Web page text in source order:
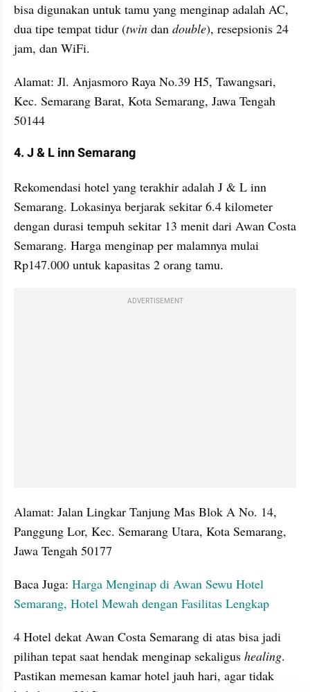
bisa digunakan untuk tamu yang menginap adalah AC,
dua tipe tempat tidur (twin dan double), resepsionis 24
jam, dan WiFi.
Alamat: Jl. Anjasmoro Raya No.39 H5, Tawangsari,
Kec. Semarang Barat, Kota Semarang, Jawa Tengah
50144
4. J & L inn Semarang
Rekomendasi hotel yang terakhir adalah J & L inn
Semarang. Lokasinya berjarak sekitar 6.4 kilometer
dengan durasi tempuh sekitar 13 menit dari Awan Costa
Semarang. Harga menginap per malamnya mulai
Rp147.000 untuk kapasitas 2 orang tamu.
ADVERTISEMENT
Alamat: Jalan Lingkar Tanjung Mas Blok A No. 14,
Panggung Lor, Kec. Semarang Utara, Kota Semarang,
Jawa Tengah 50177
Baca Juga: Harga Menginap di Awan Sewu Hotel
Semarang, Hotel Mewah dengan Fasilitas Lengkap
4 Hotel dekat Awan Costa Semarang di atas bisa jadi
pilihan tepat saat hendak menginap sekaligus healing.
Pastikan memesan kamar hotel jauh hari, agar tidak